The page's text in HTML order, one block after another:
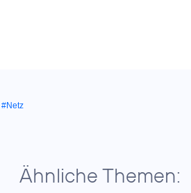
#Netz
Ähnliche Themen: